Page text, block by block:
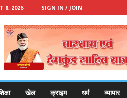
8, 2026 SIGN IN / JOIN
खेल क्राइम धर्म व्यापार